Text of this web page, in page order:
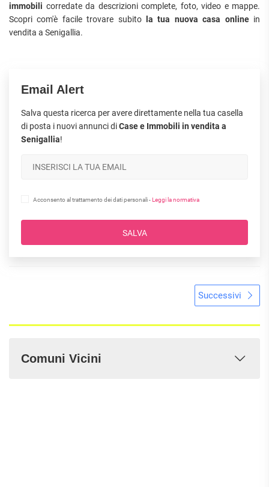
immobili corredate da descrizioni complete, foto, video e mappe.
Scopri com'è facile trovare subito
la tua nuova casa onlinein
vendita a Senigallia.
Email Alert
Salva questa ricerca per avere direttamente nella tua casella
di posta i nuovi annunci diCase e Immobili in vendita a
Senigallia!
Acconsento al trattamento dei dati personali -Leggi la normativa
SALVA
Successivi
Comuni Vicini